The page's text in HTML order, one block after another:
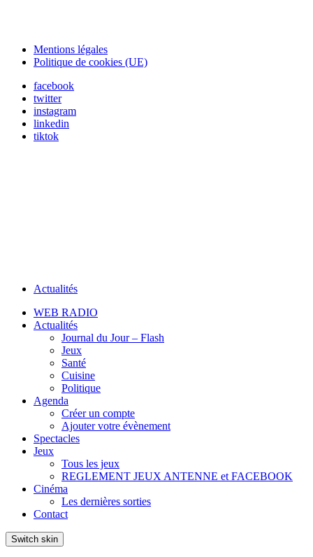
Mentions légales
Politique de cookies (UE)
facebook
twitter
instagram
linkedin
tiktok
Actualités
WEB RADIO
Actualités
Journal du Jour – Flash
Jeux
Santé
Cuisine
Politique
Agenda
Créer un compte
Ajouter votre évènement
Spectacles
Jeux
Tous les jeux
REGLEMENT JEUX ANTENNE et FACEBOOK
Cinéma
Les dernières sorties
Contact
Switch skin